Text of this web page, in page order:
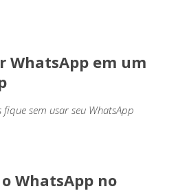
WhatsApp em um
fique sem usar seu WhatsApp
WhatsApp no